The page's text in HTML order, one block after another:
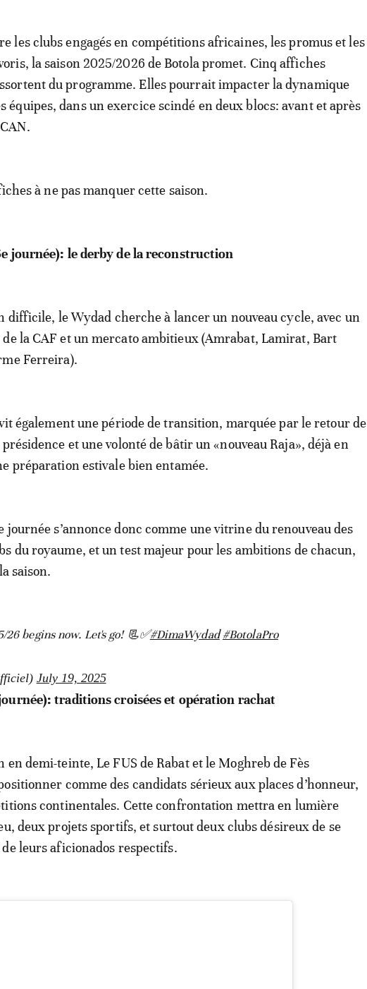
les clubs engagés en compétitions africaines, les promus et les
la saison 2025/2026 de Botola promet. Cinq affiches
du programme. Elles pourrait impacter la dynamique
équipes, dans un exercice scindé en deux blocs: avant et après
à ne pas manquer cette saison.
journée): le derby de la reconstruction
difficile, le Wydad cherche à lancer un nouveau cycle, avec un
la CAF et un mercato ambitieux (Amrabat, Lamirat, Bart
Ferreira).
également une période de transition, marquée par le retour de
et une volonté de bâtir un «nouveau Raja», déjà en
préparation estivale bien entamée.
journée s’annonce donc comme une vitrine du renouveau des
du royaume, et un test majeur pour les ambitions de chacun,
saison.
begins now. Let's go! 📃✅#DimaWydad #BotolaPro
July 19, 2025
traditions croisées et opération rachat
en demi-teinte, Le FUS de Rabat et le Moghreb de Fès
comme des candidats sérieux aux places d’honneur,
continentales. Cette confrontation mettra en lumière
deux projets sportifs, et surtout deux clubs désireux de se
leurs aficionados respectifs.